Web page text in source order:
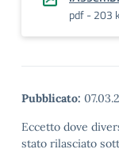
pdf - 203
Pubblicato:
Eccetto dove
stato rilasciato